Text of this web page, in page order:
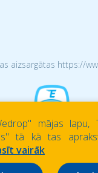
aizsargātas https://
mājas lapu,
tā kā tas
vairāk